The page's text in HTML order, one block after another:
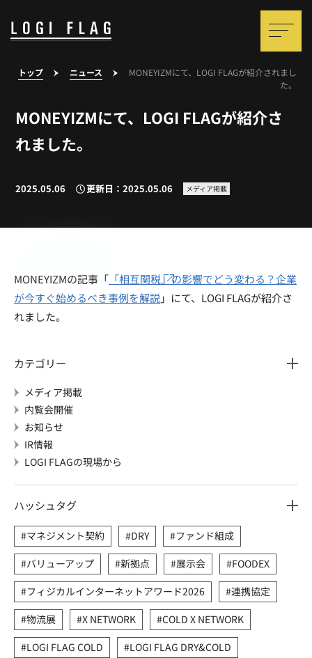
トップ ニュース
MONEYIZMにて、LOGI FLAGが紹介されまし
た。
MONEYIZMにて、LOGI FLAGが紹介さ
れました。
2025.05.06 更新日：2025.05.06 メディア掲載
MONEYIZMの記事「 「相互関税」の影響でどう変わる？企業
が今すぐ始めるべき事例を解説」にて、LOGI FLAGが紹介さ
れました。
カテゴリー
メディア掲載
内覧会開催
お知らせ
IR情報
LOGI FLAGの現場から
ハッシュタグ
マネジメント契約 DRY
ファンド組成
バリューアップ
新拠点 展示会
FOODEX
フィジカルインターネットアワード2026
連携協定
物流展
X NETWORK
COLD X NETWORK
LOGI FLAG COLD
LOGI FLAG DRY&COLD